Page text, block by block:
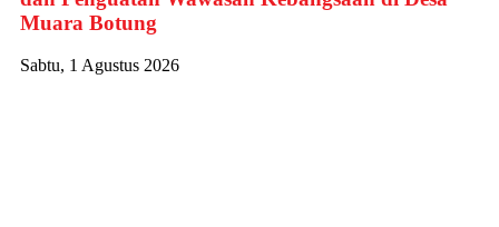
Muara Botung
Sabtu, 1 Agustus 2026